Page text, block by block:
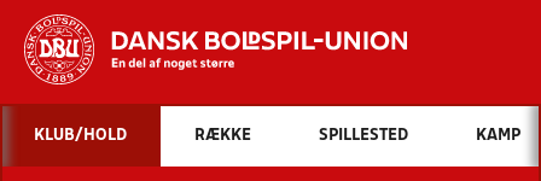
Hvad vil du søge efter?
INDHOLD OG NYHEDER
KLUB/HOLD RÆKKE SPILLESTED KAMP